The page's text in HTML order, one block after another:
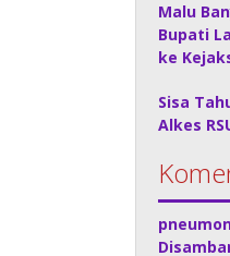
Malu
Bupati
ke
Sisa
Alkes